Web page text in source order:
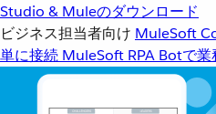
Studio & Muleのダウンロード
ビジネス担当者向け MuleSoft
単に接続 MuleSoft RPA Botで業